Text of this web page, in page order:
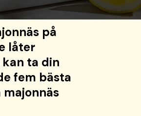
på
låter
ta din
fem bästa